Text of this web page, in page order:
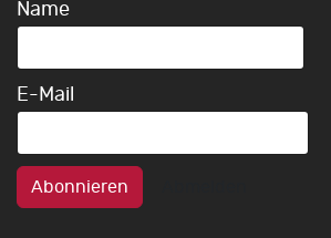
Name
E-Mail
Abonnieren